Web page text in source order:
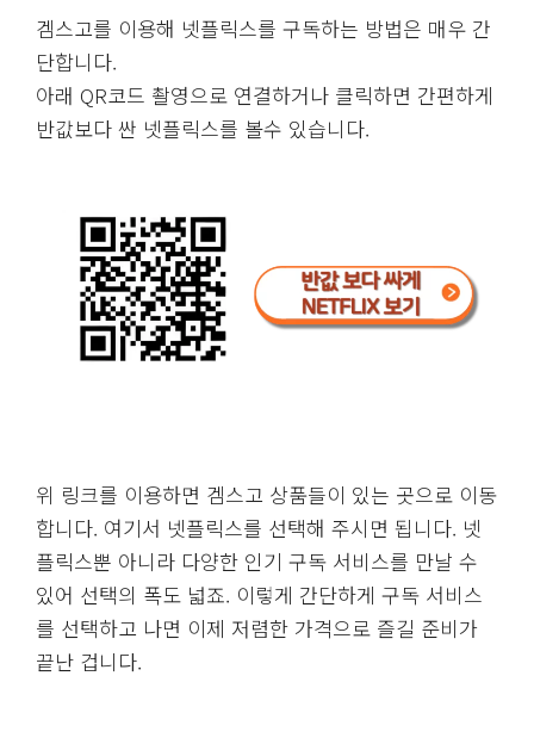
겜스고를 이용해 넷플릭스를 구독하는 방법은 매우 간
단합니다.
아래 QR코드 촬영으로 연결하거나 클릭하면 간편하게
반값보다 싼 넷플릭스를 볼수 있습니다.
위 링크를 이용하면 겜스고 상품들이 있는 곳으로 이동
합니다. 여기서 넷플릭스를 선택해 주시면 됩니다. 넷
플릭스뿐 아니라 다양한 인기 구독 서비스를 만날 수
있어 선택의 폭도 넓죠. 이렇게 간단하게 구독 서비스
를 선택하고 나면 이제 저렴한 가격으로 즐길 준비가
끝난 겁니다.